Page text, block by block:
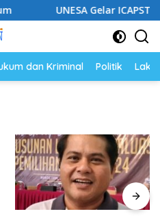
UNESA Gelar ICAPSTURE
dan Kriminal Politik